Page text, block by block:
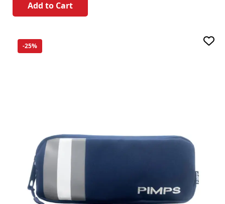
Add to Cart
-25%